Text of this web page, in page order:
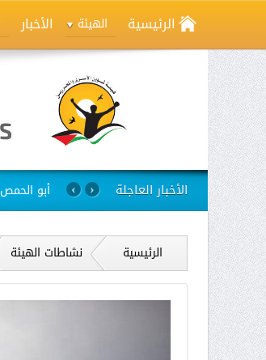
الرئيسية الهيئة الأخبار
الأخبار العاجلة استمرار › ‹
الرئيسية نشاطات الهيئة